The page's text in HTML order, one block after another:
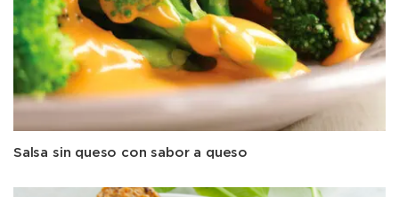
Salsa sin queso con sabor a queso